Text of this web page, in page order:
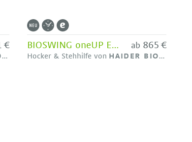
€ BIOSWING oneUP EASY mit Beckenstütze - Bestseller HAIDER BIOSWING
Hocker & Stehhilfe von HAIDER BIOSWING
ab 865 €